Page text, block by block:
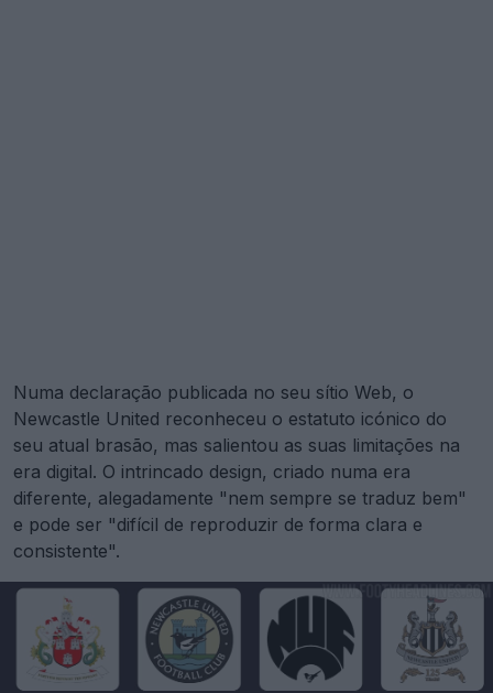
Numa declaração publicada no seu sítio Web, o
Newcastle United reconheceu o estatuto icónico do
seu atual brasão, mas salientou as suas limitações na
era digital. O intrincado design, criado numa era
diferente, alegadamente "nem sempre se traduz bem"
e pode ser "difícil de reproduzir de forma clara e
consistente".